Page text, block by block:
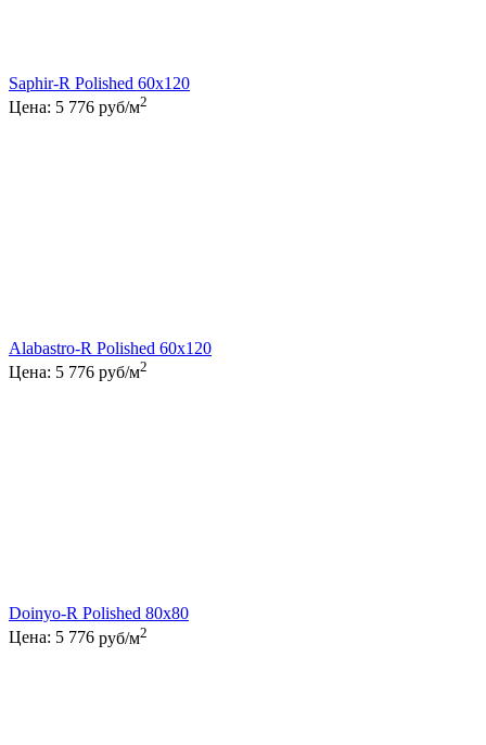
Saphir-R Polished 60x120
Цена: 5 776 руб/м2
Alabastro-R Polished 60x120
Цена: 5 776 руб/м2
Doinyo-R Polished 80x80
Цена: 5 776 руб/м2